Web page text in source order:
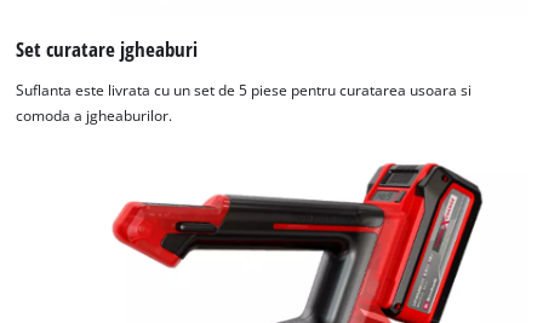
Set curatare jgheaburi
Suflanta este livrata cu un set de 5 piese pentru curatarea usoara si
comoda a jgheaburilor.